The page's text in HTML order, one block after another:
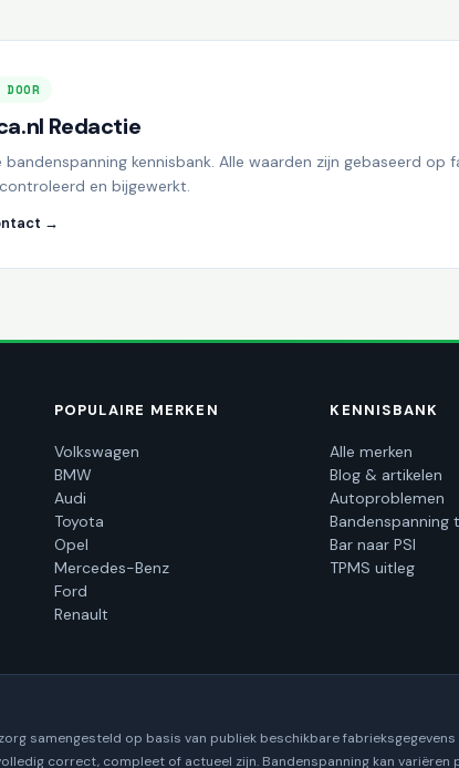
Redactie
bandenspanning kennisbank. Alle waarden zijn gebaseerd
en bijgewerkt.
→
POPULAIRE MERKEN
Volkswagen
BMW
Audi
Toyota
Opel
Mercedes-Benz
Ford
Renault
KENNISBANK
Alle merken
Blog & artikelen
Autoproblemen
Bandenspanning
Bar naar PSI
TPMS uitleg
samengesteld op basis van publiek beschikbare
correct, compleet of actueel zijn. Bandenspanning kan